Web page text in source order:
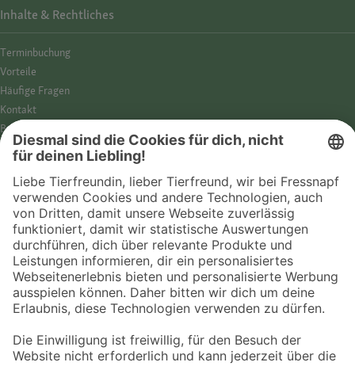
Inhalte & Rechtliches
Termin­buchung
Vorteile
Häufige Fragen
Kontakt
Barrierefreiheit
Impressum
Datenschutz­hinweise
Cookies
AGB
Entdecke Fressnapf
Tierversicherung
GPS-Tracker
Fressnapf Salon
Online-Shop